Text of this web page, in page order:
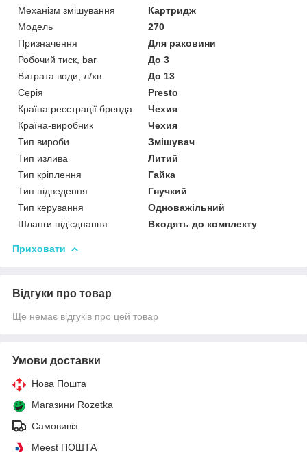
Механізм змішування
Картридж
Мoдель
270
Призначення
Для раковини
Робочий тиск, bar
До 3
Витрата води, л/хв
До 13
Серія
Presto
Країна реєстрації бренда
Чехия
Країна-виробник
Чехия
Тип вироби
Змішувач
Тип излива
Литий
Тип кріплення
Гайка
Тип підведення
Гнучкий
Тип керування
Одноважільний
Шланги під'єднання
Входять до комплекту
Приховати
Відгуки про товар
Ще немає відгуків про цей товар
Умови доставки
Нова Пошта
Магазини Rozetka
Самовивіз
Meest ПОШТА